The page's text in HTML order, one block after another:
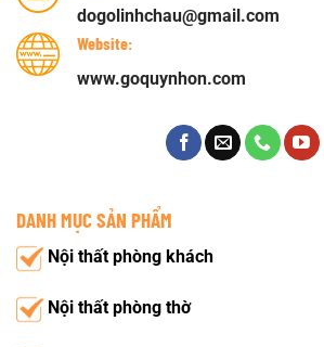
dogolinhchau@gmail.com
Website:
www.goquynhon.com
DANH MỤC SẢN PHẨM
Nội thất phòng khách
Nội thất phòng thờ